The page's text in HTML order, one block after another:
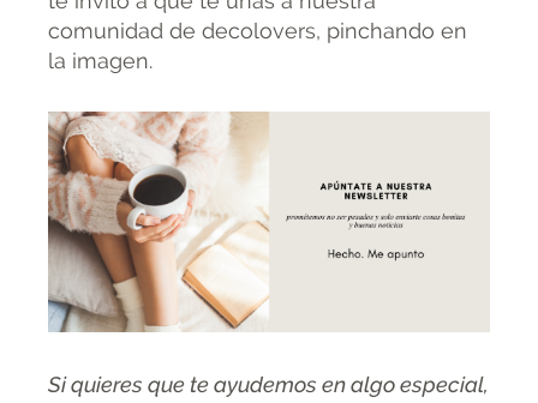
comunidad de decolovers, pinchando en
la imagen.
Si quieres que te ayudemos en algo especial,